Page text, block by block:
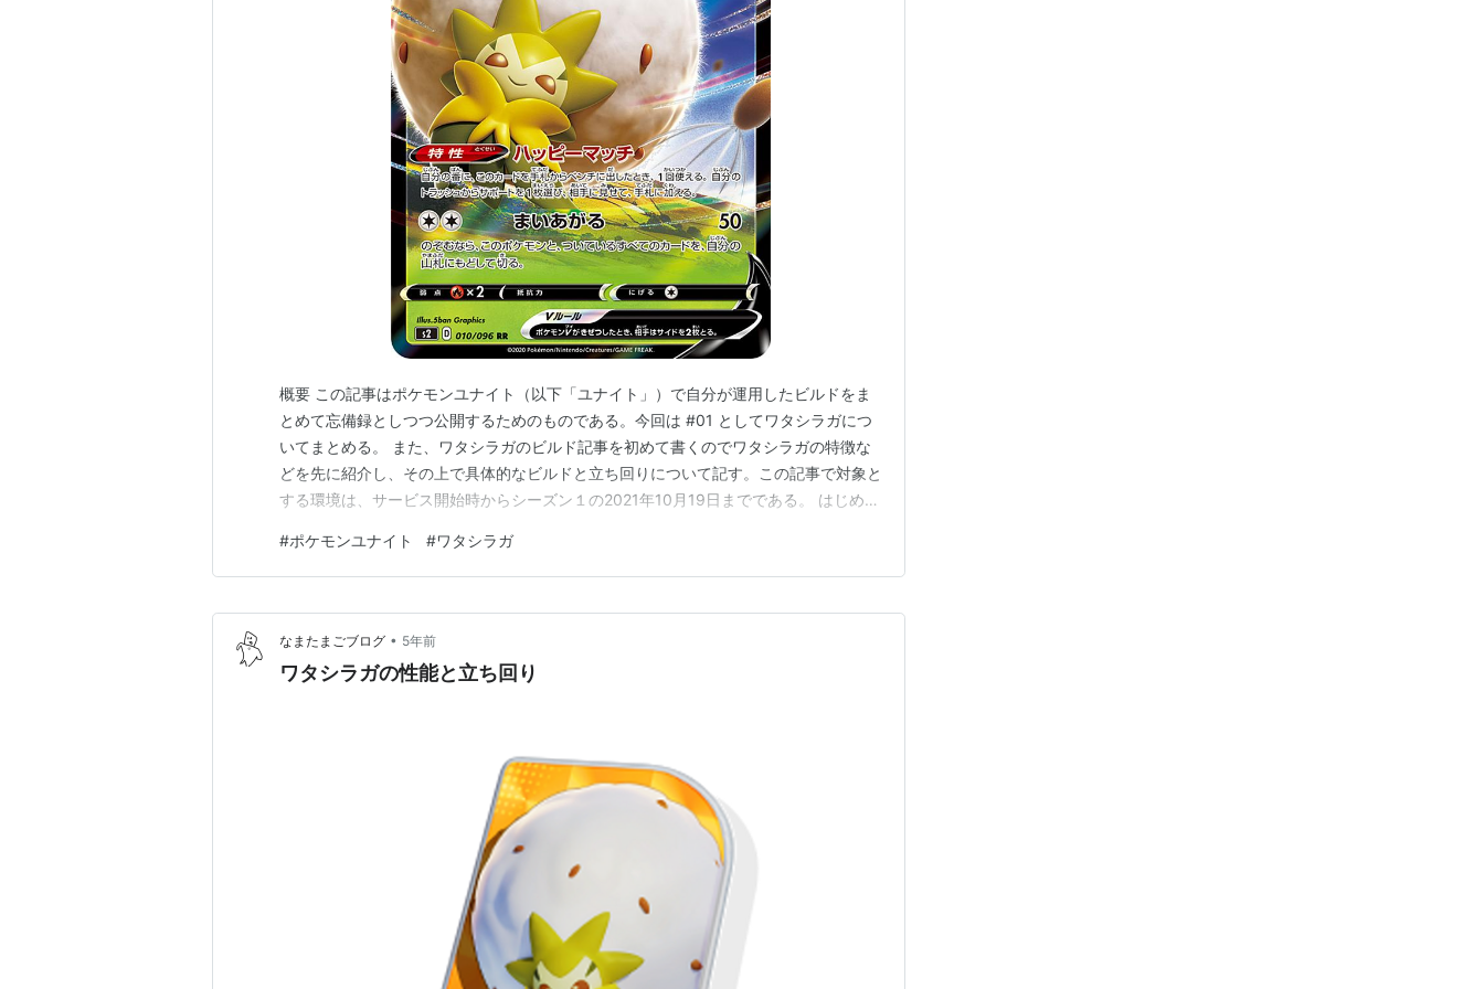
概要 この記事はポケモンユナイト（以下「ユナイト」）で自分が運用したビルドをま
とめて忘備録としつつ公開するためのものである。今回は #01 としてワタシラガにつ
いてまとめる。 また、ワタシラガのビルド記事を初めて書くのでワタシラガの特徴な
どを先に紹介し、その上で具体的なビルドと立ち回りについて記す。この記事で対象と
する環境は、サービス開始時からシーズン１の2021年10月19日までである。 はじめに
ライセンスの中で自分が選択したポケモンである ソロランクをほとんどワタシラガだ
けでマスターまで駆け上がった 等々…
#ポケモンユナイト #ワタシラガ
なまたまごブログ • 5年前
ワタシラガの性能と立ち回り